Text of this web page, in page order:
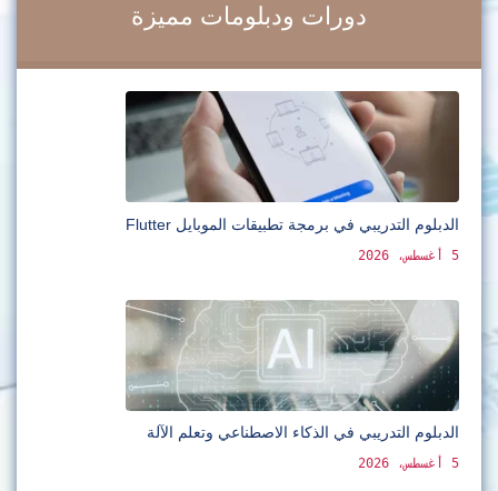
دورات ودبلومات مميزة
الدبلوم التدريبي في برمجة تطبيقات الموبايل Flutter
5 أغسطس، 2026
الدبلوم التدريبي في الذكاء الاصطناعي وتعلم الآلة
5 أغسطس، 2026